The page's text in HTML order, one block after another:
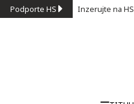
Podporte HS Inzerujte na HS